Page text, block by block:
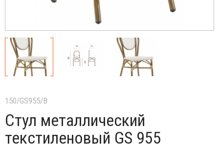
150/GS955/B
Стул металлический
текстиленовый GS 955